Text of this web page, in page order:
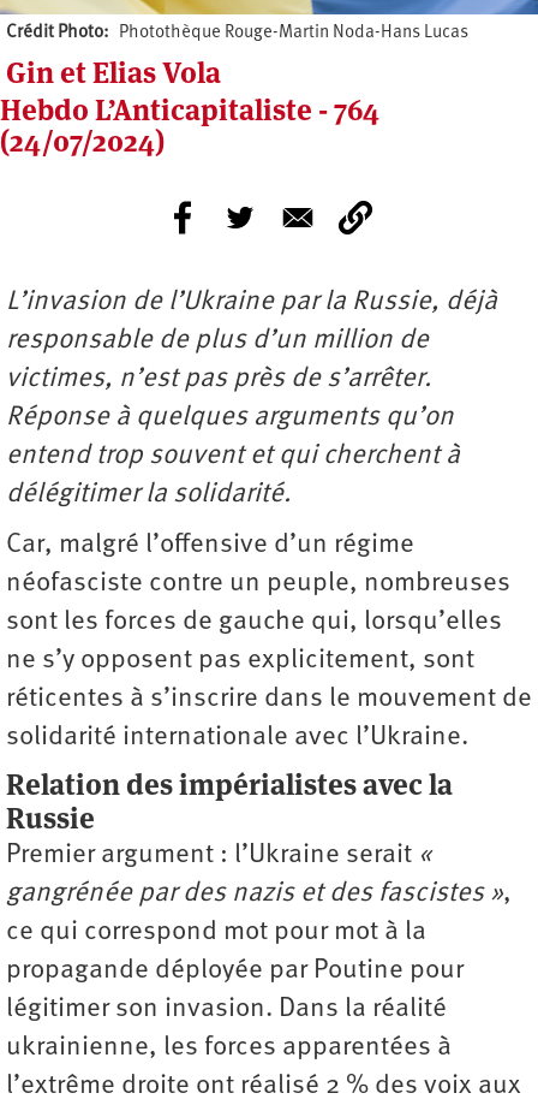
Crédit Photo Photothèque Rouge-Martin Noda-Hans Lucas
Gin et Elias Vola
Hebdo L’Anticapitaliste - 764
(24/07/2024)
L’invasion de l’Ukraine par la Russie, déjà
responsable de plus d’un million de
victimes, n’est pas près de s’arrêter.
Réponse à quelques arguments qu’on
entend trop souvent et qui cherchent à
délégitimer la solidarité.
Car, malgré l’offensive d’un régime
néofasciste contre un peuple, nombreuses
sont les forces de gauche qui, lorsqu’elles
ne s’y opposent pas explicitement, sont
réticentes à s’inscrire dans le mouvement de
solidarité internationale avec l’Ukraine.
Relation des impérialistes avec la
Russie
Premier argument : l’Ukraine serait «
gangrénée par des nazis et des fascistes »,
ce qui correspond mot pour mot à la
propagande déployée par Poutine pour
légitimer son invasion. Dans la réalité
ukrainienne, les forces apparentées à
l’extrême droite ont réalisé 2 % des voix aux